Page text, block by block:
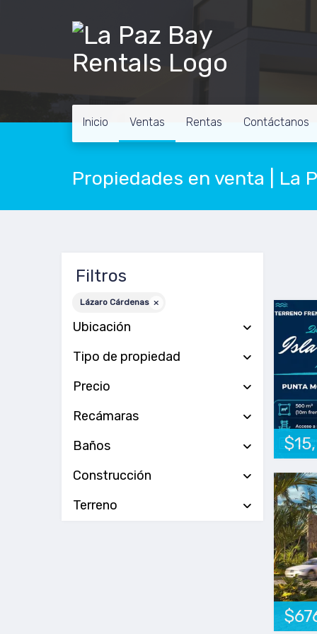
Inicio Ventas Rentas Contáctanos
Propiedades en venta | La
Filtros
Lázaro Cárdenas
Ubicación
Tipo de propiedad
Precio
Recámaras
Baños
Construcción
Terreno